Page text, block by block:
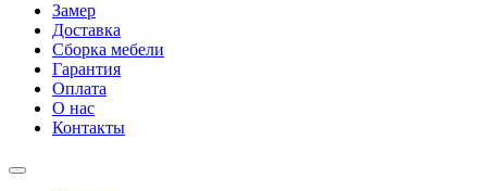
Замер
Доставка
Сборка мебели
Гарантия
Оплата
О нас
Контакты